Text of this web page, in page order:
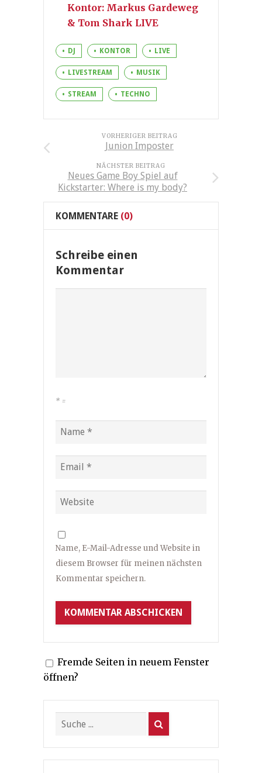
Kontor: Markus Gardeweg
& Tom Shark LIVE
DJ KONTOR LIVE
LIVESTREAM MUSIK
STREAM TECHNO
VORHERIGER BEITRAG
Junion Imposter
NÄCHSTER BEITRAG
Neues Game Boy Spiel auf
Kickstarter: Where is my body?
KOMMENTARE (0)
Schreibe einen
Kommentar
* =
Name, E-Mail-Adresse und Website in
diesem Browser für meinen nächsten
Kommentar speichern.
Fremde Seiten in neuem Fenster
öffnen?